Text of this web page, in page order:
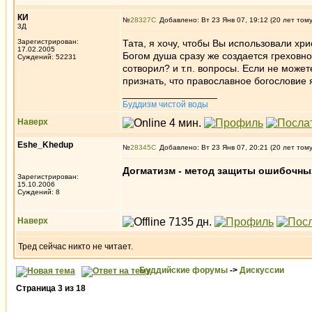
КИ
3Д
Зарегистрирован:
17.02.2005
Суждений: 52231
№28327 Добавлено: Вт 23 Янв 07, 19:12 (20 лет
Тата, я хочу, чтобы Вы использовали
Богом душа сразу же создается
сотворил? и т.п. вопросы. Если не
признать, что православное
Буддизм чистой воды
Наверх
Eshe_Khedup
Зарегистрирован:
15.10.2006
Суждений: 8
№28345 Добавлено: Вт 23 Янв 07, 20:21 (20 лет
Догматизм - метод защиты
Наверх
Тред сейчас никто не читает.
Буддийские форумы -> Дискуссии
Страница 3 из 18